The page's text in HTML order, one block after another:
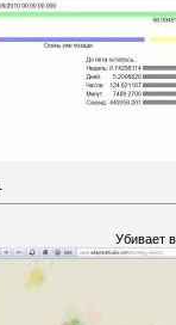
Убивает